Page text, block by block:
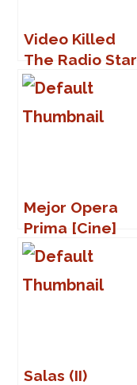
Video Killed
The Radio Star
Mejor Opera
Prima [Cine]
Salas (II)